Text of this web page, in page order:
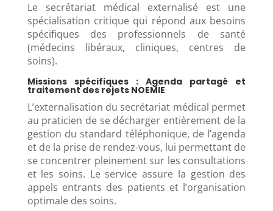
Le secrétariat médical externalisé est une
spécialisation critique qui répond aux besoins
spécifiques des professionnels de santé
(médecins libéraux, cliniques, centres de
soins).
Missions spécifiques : Agenda partagé et
traitement des rejets NOEMIE
L’externalisation du secrétariat médical permet
au praticien de se décharger entièrement de la
gestion du standard téléphonique, de l’agenda
et de la prise de rendez-vous, lui permettant de
se concentrer pleinement sur les consultations
et les soins. Le service assure la gestion des
appels entrants des patients et l’organisation
optimale des soins.